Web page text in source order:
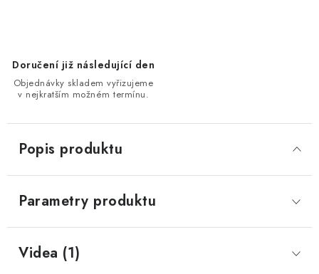
Doručení již následující den
Objednávky skladem vyřizujeme
v nejkratším možném termínu.
Popis produktu
Parametry produktu
Videa (1)